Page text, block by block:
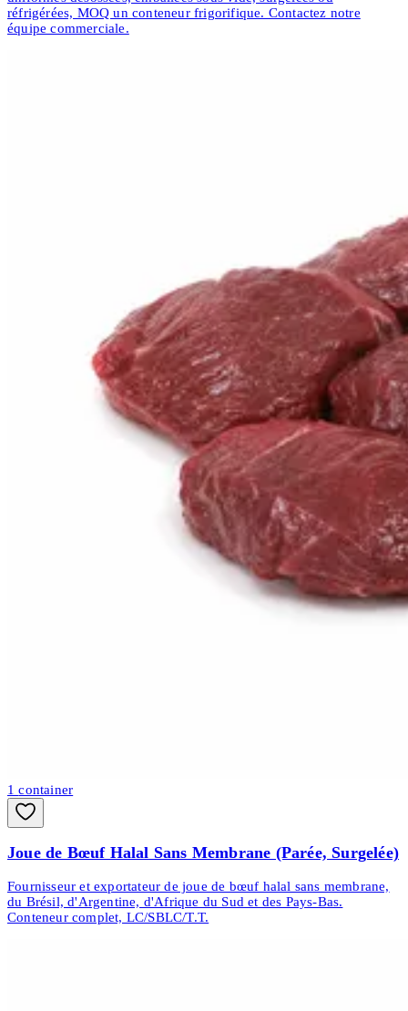
réfrigérées, MOQ un conteneur frigorifique. Contactez notre
équipe commerciale.
1container
Joue de Bœuf Halal Sans Membrane (Parée, Surgelée)
Fournisseur et exportateur de joue de bœuf halal sans membrane,
du Brésil, d'Argentine, d'Afrique du Sud et des Pays-Bas.
Conteneur complet, LC/SBLC/T.T.